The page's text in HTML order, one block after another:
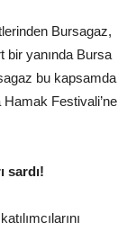
Bursagaz,
bir yanında Bursa
bu kapsamda
Festivali’ne
sardı!